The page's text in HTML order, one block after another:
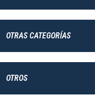
OTRAS CATEGORÍAS
OTROS